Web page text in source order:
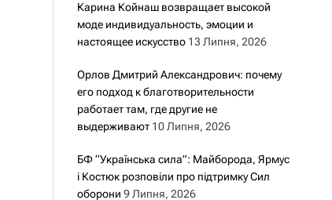
Карина Койнаш возвращает высокой
моде индивидуальность, эмоции и
настоящее искусство 13 Липня, 2026
Орлов Дмитрий Александрович: почему
его подход к благотворительности
работает там, где другие не
выдерживают 10 Липня, 2026
БФ “Українська сила”: Майборода, Ярмус
і Костюк розповіли про підтримку Сил
оборони 9 Липня, 2026